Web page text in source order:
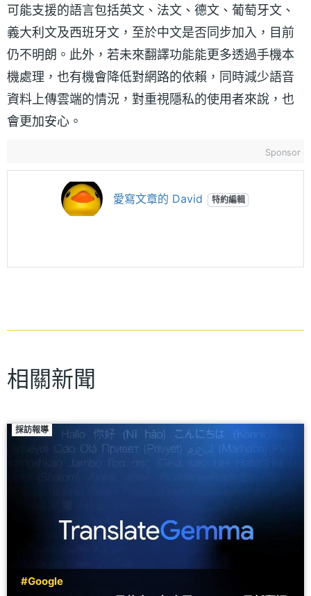
可能支援的語言包括英文、法文、德文、葡萄牙文、
義大利文及西班牙文，至於中文是否同步加入，目前
仍不明朗。此外，若未來翻譯功能能更多透過手機本
機處理，也有機會降低對網路的依賴，同時減少語音
資料上傳雲端的情況，對重視隱私的使用者來說，也
會更加安心。
Sponsor
愛寫文章的 David 特約編輯
相關新聞
採訪報導
#Google